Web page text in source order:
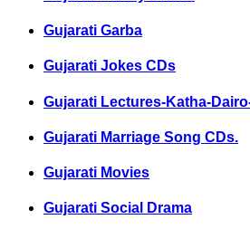
Gujarati Garba
Gujarati Jokes CDs
Gujarati Lectures-Katha-
Gujarati Marriage Song CDs.
Gujarati Movies
Gujarati Social Drama